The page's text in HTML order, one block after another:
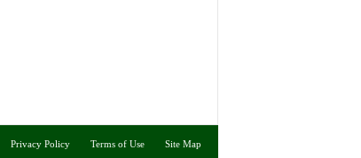
Privacy Policy Terms of Use Site Map